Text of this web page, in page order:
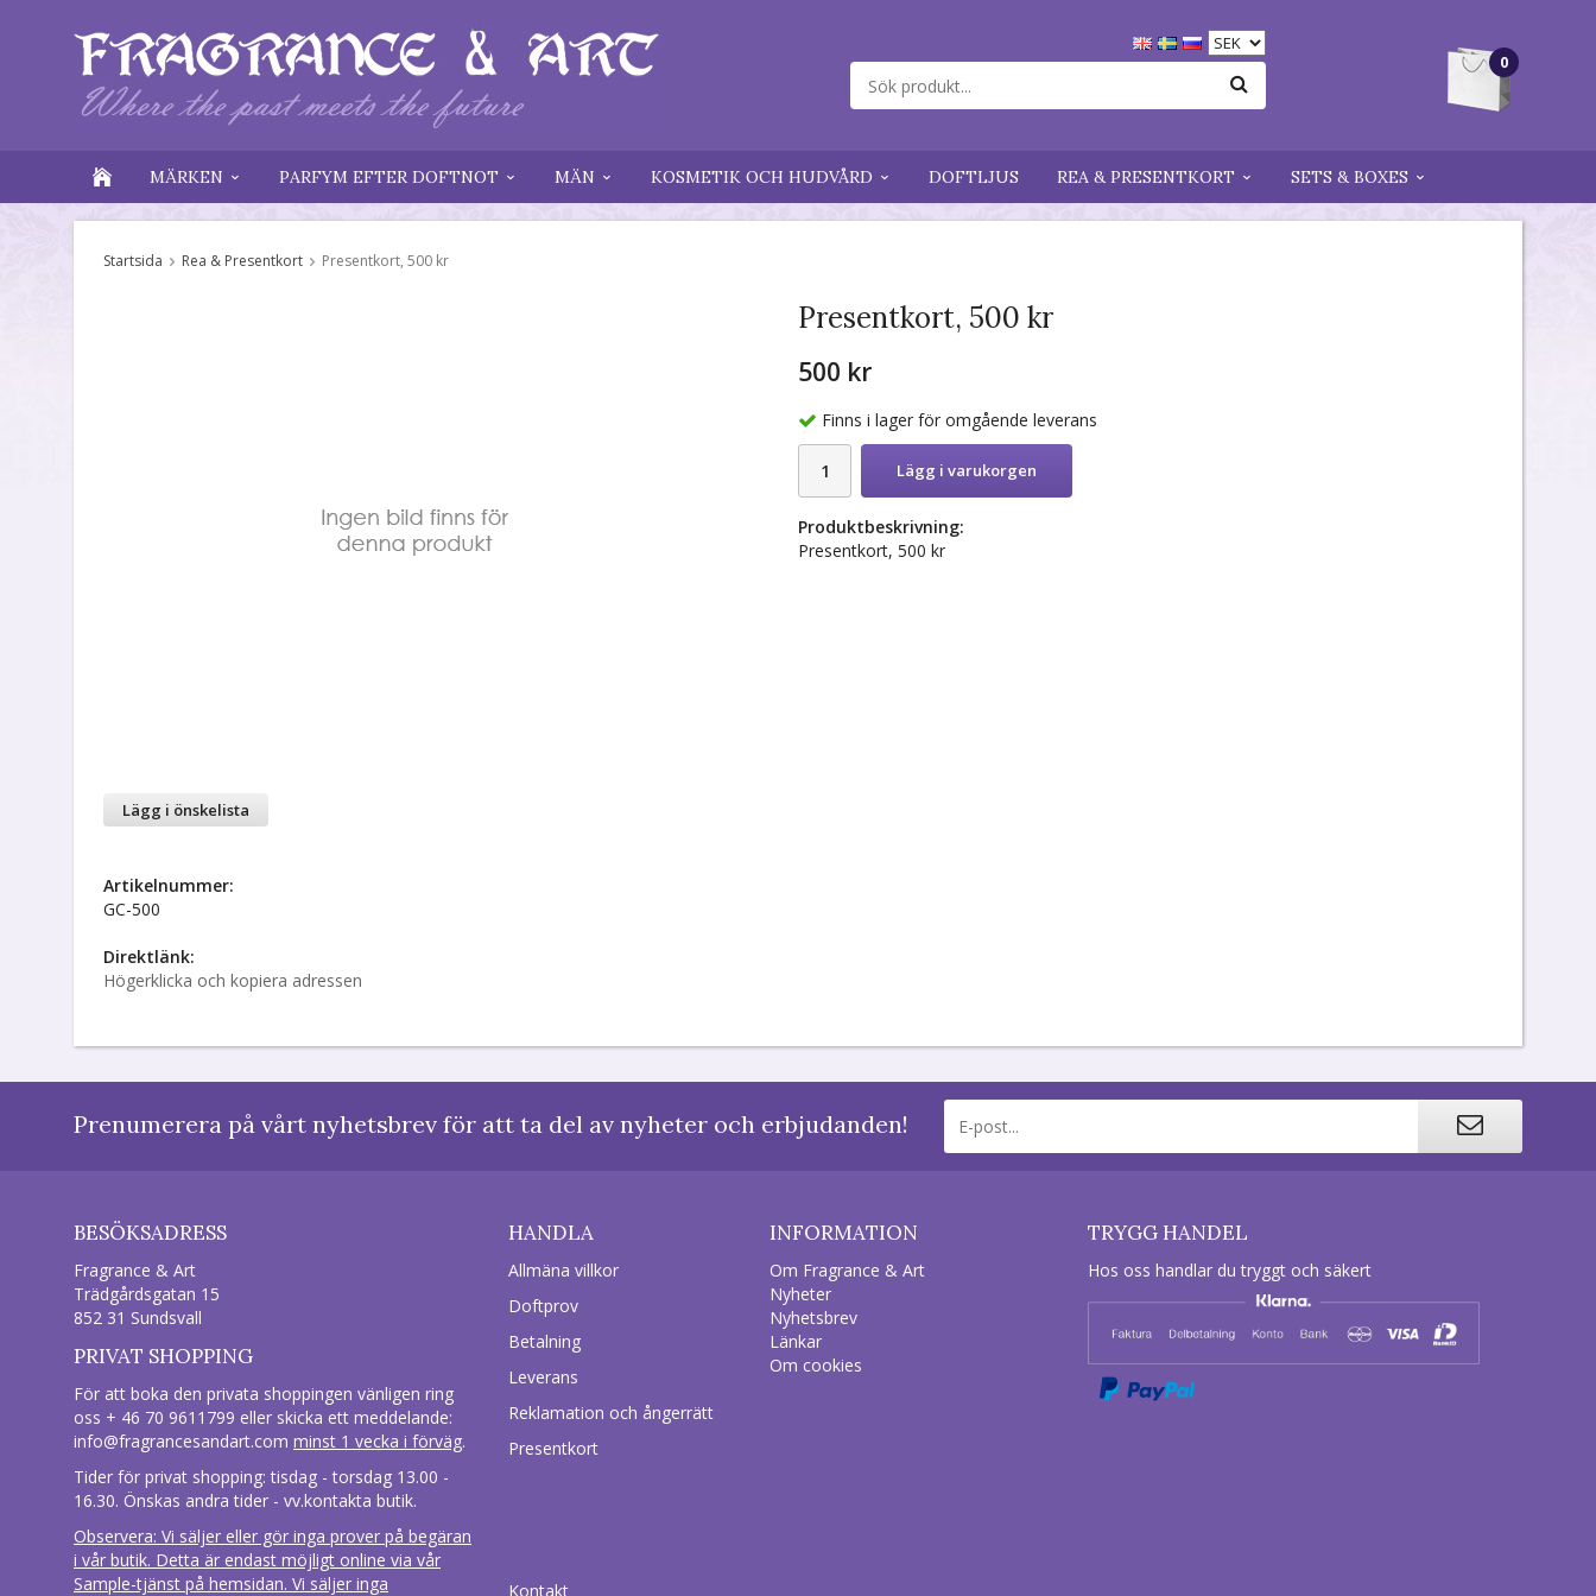
0
MÄRKEN PARFYM EFTER DOFTNOT MÄN KOSMETIK OCH HUDVÅRD DOFTLJUS REA & PRESENTKORT SETS & BOXES
Startsida Rea & Presentkort Presentkort, 500 kr
Presentkort, 500 kr
500 kr
Finns i lager för omgående leverans
Lägg i varukorgen
Produktbeskrivning:
Presentkort, 500 kr
Lägg i önskelista
Artikelnummer:
GC-500
Direktlänk:
Högerklicka och kopiera adressen
Prenumerera på vårt nyhetsbrev för att ta del av nyheter och erbjudanden!
BESÖKSADRESS
Fragrance & Art
Trädgårdsgatan 15
852 31 Sundsvall
PRIVAT SHOPPING
För att boka den privata shoppingen vänligen ring
oss + 46 70 9611799 eller skicka ett meddelande:
info@fragrancesandart.com minst 1 vecka i förväg.
Tider för privat shopping: tisdag - torsdag 13.00 -
16.30. Önskas andra tider - vv.kontakta butik.
Observera: Vi säljer eller gör inga prover på begäran
i vår butik. Detta är endast möjligt online via vår
Sample-tjänst på hemsidan. Vi säljer inga
HANDLA
Allmäna villkor
Doftprov
Betalning
Leverans
Reklamation och ångerrätt
Presentkort
Kontakt
INFORMATION
Om Fragrance & Art
Nyheter
Nyhetsbrev
Länkar
Om cookies
TRYGG HANDEL
Hos oss handlar du tryggt och säkert